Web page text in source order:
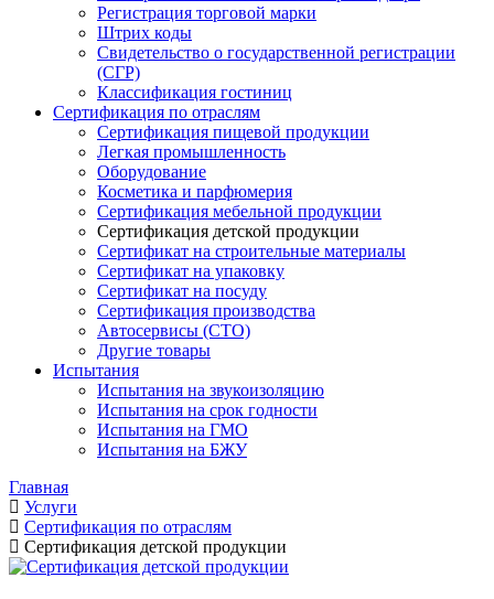
Регистрация торговой марки
Штрих коды
Свидетельство о государственной регистрации
(СГР)
Классификация гостиниц
Сертификация по отраслям
Сертификация пищевой продукции
Легкая промышленность
Оборудование
Косметика и парфюмерия
Сертификация мебельной продукции
Сертификация детской продукции
Сертификат на строительные материалы
Сертификат на упаковку
Сертификат на посуду
Сертификация производства
Автосервисы (СТО)
Другие товары
Испытания
Испытания на звукоизоляцию
Испытания на срок годности
Испытания на ГМО
Испытания на БЖУ
Главная
Услуги
Сертификация по отраслям
Сертификация детской продукции